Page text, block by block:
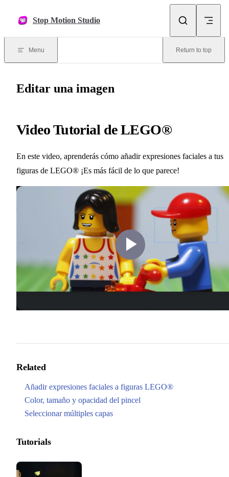
Stop Motion Studio
Menu Return to top
Editar una imagen
Video Tutorial de LEGO®
En este video, aprenderás cómo añadir expresiones faciales a tus
figuras de LEGO® ¡Es más fácil de lo que parece!
Play
Video
Related
Añadir expresiones faciales a figuras LEGO®
Color, tamaño y opacidad del pincel
Seleccionar múltiples capas
Tutorials